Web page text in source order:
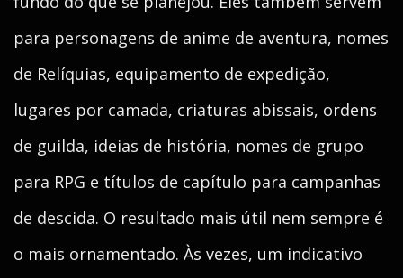
para personagens de anime de aventura, nomes
de Relíquias, equipamento de expedição,
lugares por camada, criaturas abissais, ordens
de guilda, ideias de história, nomes de grupo
para RPG e títulos de capítulo para campanhas
de descida. O resultado mais útil nem sempre é
o mais ornamentado. Às vezes, um indicativo